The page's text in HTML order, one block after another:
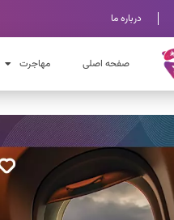
درباره ما
صفحه اصلی مهاجرت